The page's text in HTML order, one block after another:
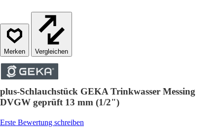
Vergleichen
plus-Schlauchstück GEKA Trinkwasser Messing
DVGW geprüft 13 mm (1/2")
Erste Bewertung schreiben